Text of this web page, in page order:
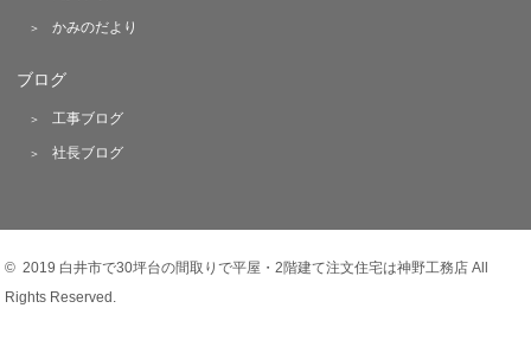
かみのだより
ブログ
工事ブログ
社長ブログ
© 2019 白井市で30坪台の間取りで平屋・2階建て注文住宅は神野工務店 All
Rights Reserved.